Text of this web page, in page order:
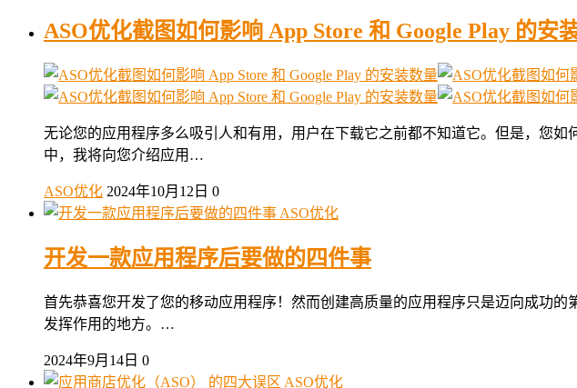
ASO优化截图如何影响 App Store 和 Google Play 的安
无论您的应用程序多么吸引人和有用，用户在下载它之前都不知道它。但是，您
中，我将向您介绍应用…
ASO优化 2024年10月12日 0
ASO优化
开发一款应用程序后要做的四件事
首先恭喜您开发了您的移动应用程序！然而创建高质量的应用程序只是迈向成功
发挥作用的地方。…
2024年9月14日 0
ASO优化